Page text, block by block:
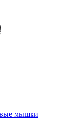
мышки